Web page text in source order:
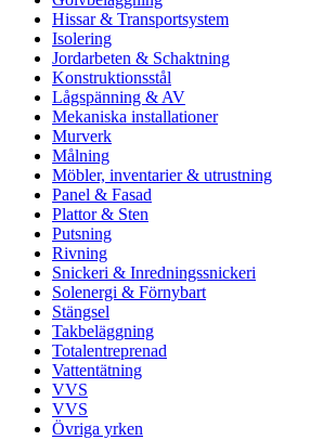
Hissar & Transportsystem
Isolering
Jordarbeten & Schaktning
Konstruktionsstål
Lågspänning & AV
Mekaniska installationer
Murverk
Målning
Möbler, inventarier & utrustning
Panel & Fasad
Plattor & Sten
Putsning
Rivning
Snickeri & Inredningssnickeri
Solenergi & Förnybart
Stängsel
Takbeläggning
Totalentreprenad
Vattentätning
VVS
VVS
Övriga yrken